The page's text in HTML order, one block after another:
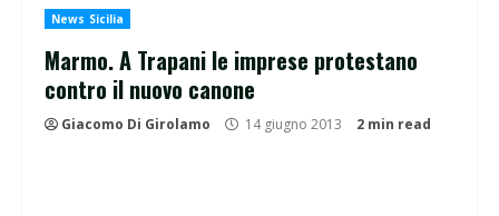
News Sicilia
Marmo. A Trapani le imprese protestano
contro il nuovo canone
Giacomo Di Girolamo 14 giugno 2013 2 min read